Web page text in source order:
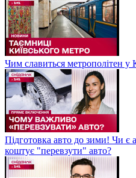
Чим славиться метрополітен у
Підготовка авто до зими! Чи є
коштує "перевзути" авто?